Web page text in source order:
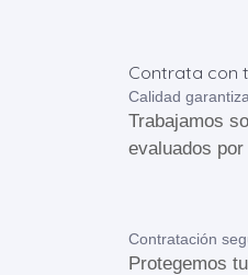
Contrata con
Calidad
Trabajamos
evaluados
Contratación
Protegemos